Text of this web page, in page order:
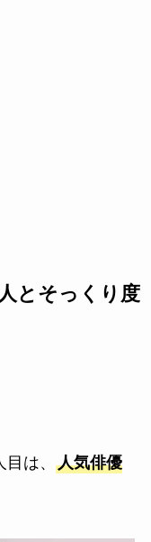
とそっくり度
は、 人気俳優